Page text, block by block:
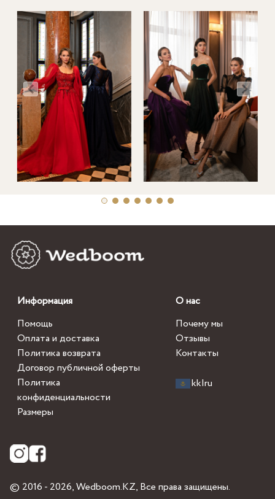
Информация
Помощь
Оплата и доставка
Политика возврата
Договор публичной оферты
Политика
конфиденциальности
Размеры
О нас
Почему мы
Отзывы
Контакты
kk|ru
© 2016 - 2026,Wedboom.KZ, Все права защищены.